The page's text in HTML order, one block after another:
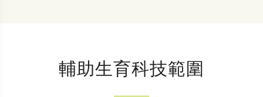
輔助生育科技範圍